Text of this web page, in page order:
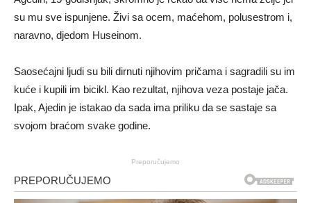
su mu sve ispunjene. Živi sa ocem, maćehom, polusestrom i,
naravno, djedom Huseinom.
Saosećajni ljudi su bili dirnuti njihovim pričama i sagradili su im
kuće i kupili im bicikl. Kao rezultat, njihova veza postaje jača.
Ipak, Ajedin je istakao da sada ima priliku da se sastaje sa
svojom braćom svake godine.
Preporučujemo